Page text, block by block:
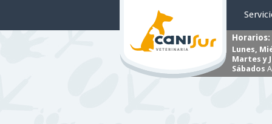
Horarios:
Lunes,
Martes y
Sábados